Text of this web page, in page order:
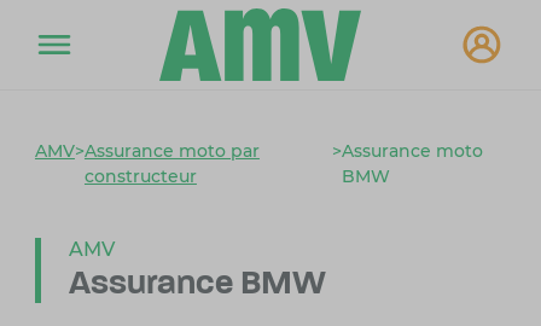
AMV>Assurance moto par
constructeur
>Assurance moto
BMW
AMV
Assurance BMW